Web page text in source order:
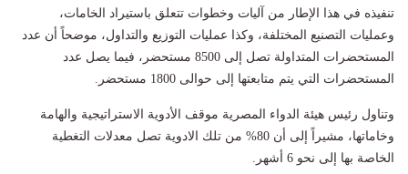
تنفيذه في هذا الإطار من آليات وخطوات تتعلق باستيراد الخامات،
وعمليات التصنيع المختلفة، وكذا عمليات التوزيع والتداول، موضحاً أن عدد
المستحضرات المتداولة تصل إلى 8500 مستحضر، فيما يصل عدد
المستحضرات التي يتم متابعتها إلى حوالى 1800 مستحضر.
وتناول رئيس هيئة الدواء المصرية موقف الأدوية الاستراتيجية والهامة
وخاماتها، مشيراً إلى أن 80% من تلك الادوية تصل معدلات التغطية
الخاصة بها إلى نحو 6 أشهر.